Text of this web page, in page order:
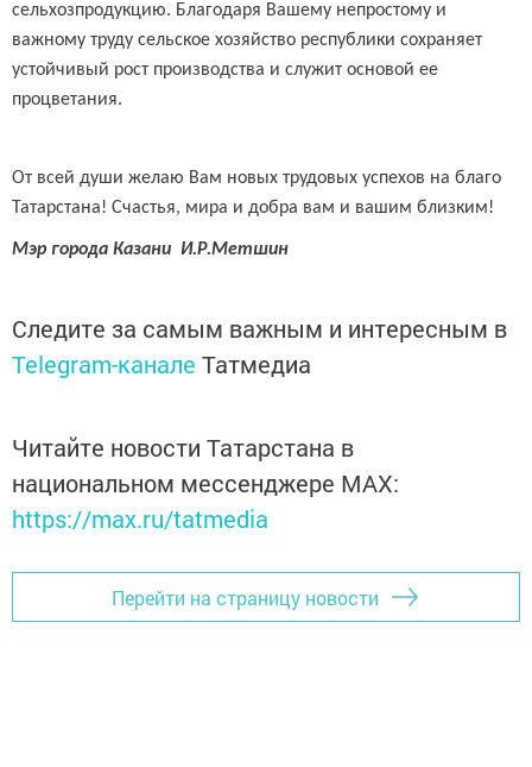
сельхозпродукцию. Благодаря Вашему непростому и
важному труду сельское хозяйство республики сохраняет
устойчивый рост производства и служит основой ее
процветания.
От всей души желаю Вам новых трудовых успехов на благо
Татарстана! Счастья, мира и добра вам и вашим близким!
Мэр города Казани И.Р.Метшин
Следите за самым важным и интересным в
Telegram-канале Татмедиа
Читайте новости Татарстана в
национальном мессенджере MАХ:
https://max.ru/tatmedia
Перейти на страницу новости